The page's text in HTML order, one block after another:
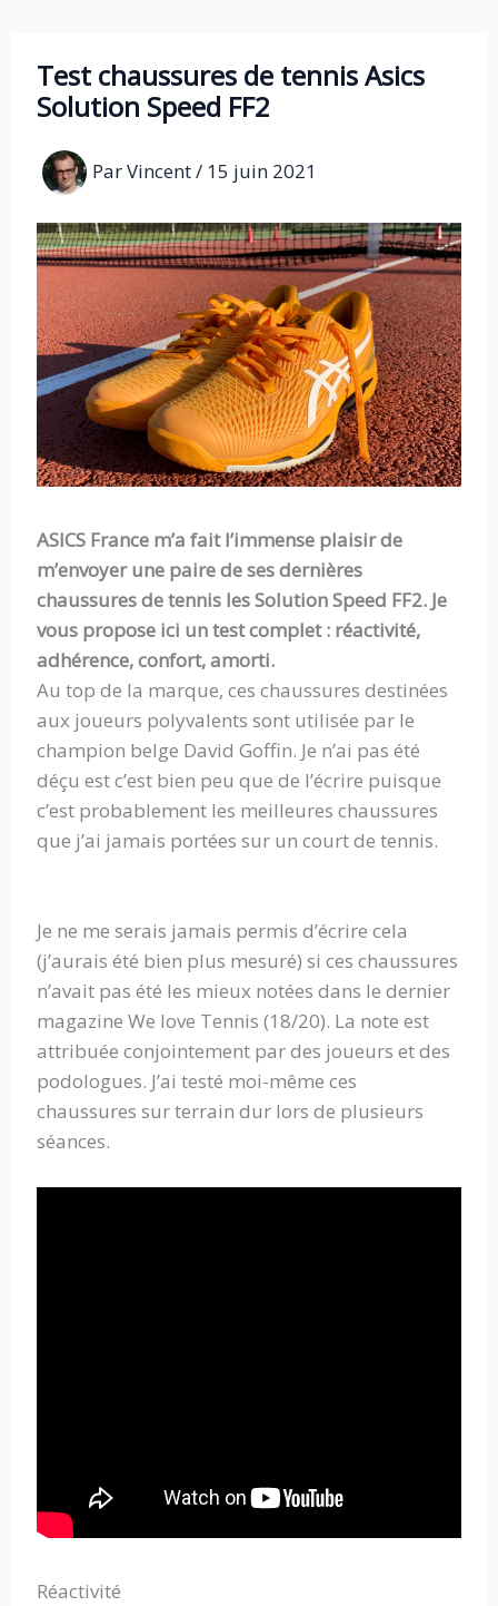
contenuTest chaussures de tennis Asics
Solution Speed FF2
ParVincent/ 15 juin 2021
ASICS France m’a fait l’immense plaisir de
m’envoyer une paire de ses dernières
chaussures de tennis les Solution Speed FF2. Je
vous propose ici un test complet : réactivité,
adhérence, confort, amorti.
Au top de la marque, ces chaussures destinées
aux joueurs polyvalents sont utilisée par le
champion belge David Goffin. Je n’ai pas été
déçu est c’est bien peu que de l’écrire puisque
c’est probablement les meilleures chaussures
que j’ai jamais portées sur un court de tennis.
Je ne me serais jamais permis d’écrire cela
(j’aurais été bien plus mesuré) si ces chaussures
n’avait pas été les mieux notées dans le dernier
magazine We love Tennis (18/20). La note est
attribuée conjointement par des joueurs et des
podologues. J’ai testé moi-même ces
chaussures sur terrain dur lors de plusieurs
séances.
Réactivité